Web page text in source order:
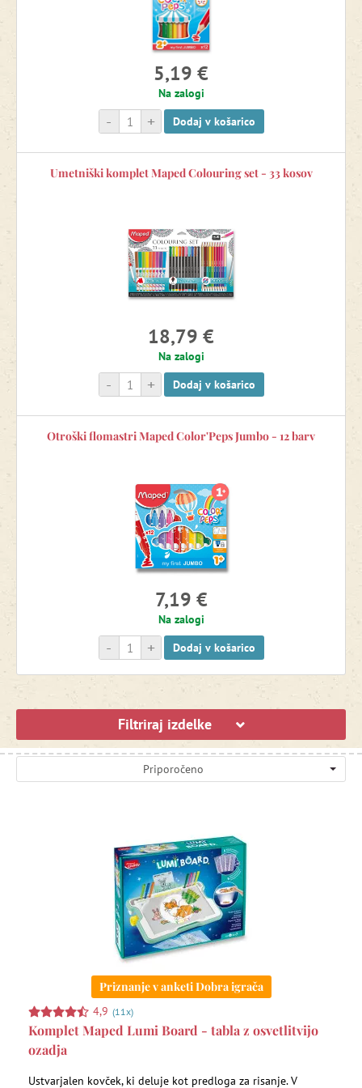
Risanje in pobarvanke
Izrezovanke
Razprodaja -15 %
5,19 €
Na zalogi
+
- Dodaj v košarico
Umetniški komplet Maped Colouring set - 33 kosov
18,79 €
Na zalogi
+
- Dodaj v košarico
Otroški flomastri Maped Color'Peps Jumbo - 12 barv
7,19 €
Na zalogi
+
- Dodaj v košarico
Filtriraj izdelke
Priporočeno
Priznanje v anketi Dobra igrača
4,9 (11x)
Komplet Maped Lumi Board - tabla z osvetlitvijo
ozadja
Ustvarjalen kovček, ki deluje kot predloga za risanje. V